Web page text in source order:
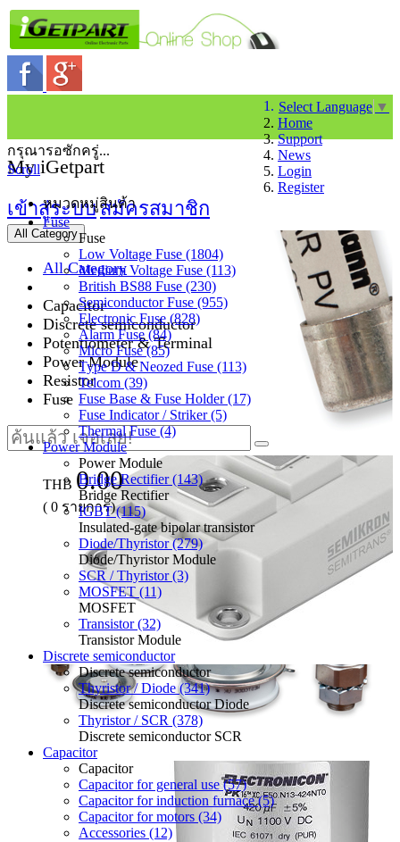
Select Language ▼
Home
Support
News
Login
Register
My iGetpart
เข้าสู่ระบบสมัครสมาชิก
All Category
All Category
Capacitor
Discrete semiconductor
Potentiometer & Terminal
Power Module
Resistor
Fuse
THB 0.00
( 0 รายการ)
กรุณารอซักครู่...
Scroll
หมวดหมู่สินค้า
Fuse
Fuse
Low Voltage Fuse (1804)
Medium Voltage Fuse (113)
British BS88 Fuse (230)
Semiconductor Fuse (955)
Electronic Fuse (828)
Alarm Fuse (84)
Micro Fuse (85)
Type D & Neozed Fuse (113)
Telcom (39)
Fuse Base & Fuse Holder (17)
Fuse Indicator / Striker (5)
Thermal Fuse (4)
Power Module
Power Module
Bridge Rectifier (143)
Bridge Rectifier
IGBT (115)
Insulated-gate bipolar transistor
Diode/Thyristor (279)
Diode/Thyristor Module
SCR / Thyristor (3)
MOSFET (11)
MOSFET
Transistor (32)
Transistor Module
Discrete semiconductor
Discrete semiconductor
Thyristor / Diode (341)
Discrete semiconductor Diode
Thyristor / SCR (378)
Discrete semiconductor SCR
Capacitor
Capacitor
Capacitor for general use (57)
Capacitor for induction furnace (5)
Capacitor for motors (34)
Accessories (12)